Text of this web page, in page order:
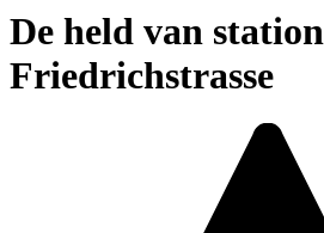
De held van station
Friedrichstrasse